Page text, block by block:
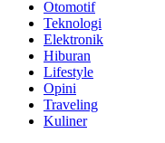
Otomotif
Teknologi
Elektronik
Hiburan
Lifestyle
Opini
Traveling
Kuliner